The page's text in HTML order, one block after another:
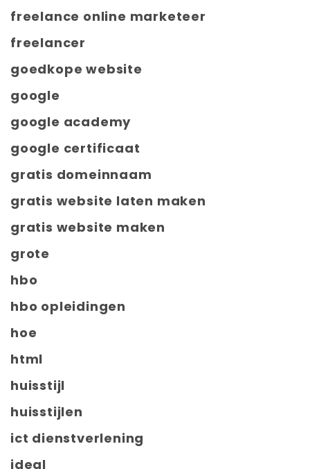
freelance online marketeer
freelancer
goedkope website
google
google academy
google certificaat
gratis domeinnaam
gratis website laten maken
gratis website maken
grote
hbo
hbo opleidingen
hoe
html
huisstijl
huisstijlen
ict dienstverlening
ideal